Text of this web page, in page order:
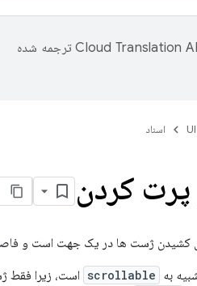
ترجمه شده
UI اسناد
پرت کردن
کشیدن ژست ها در یک جهت است و
به scrollable است، زیرا فقط